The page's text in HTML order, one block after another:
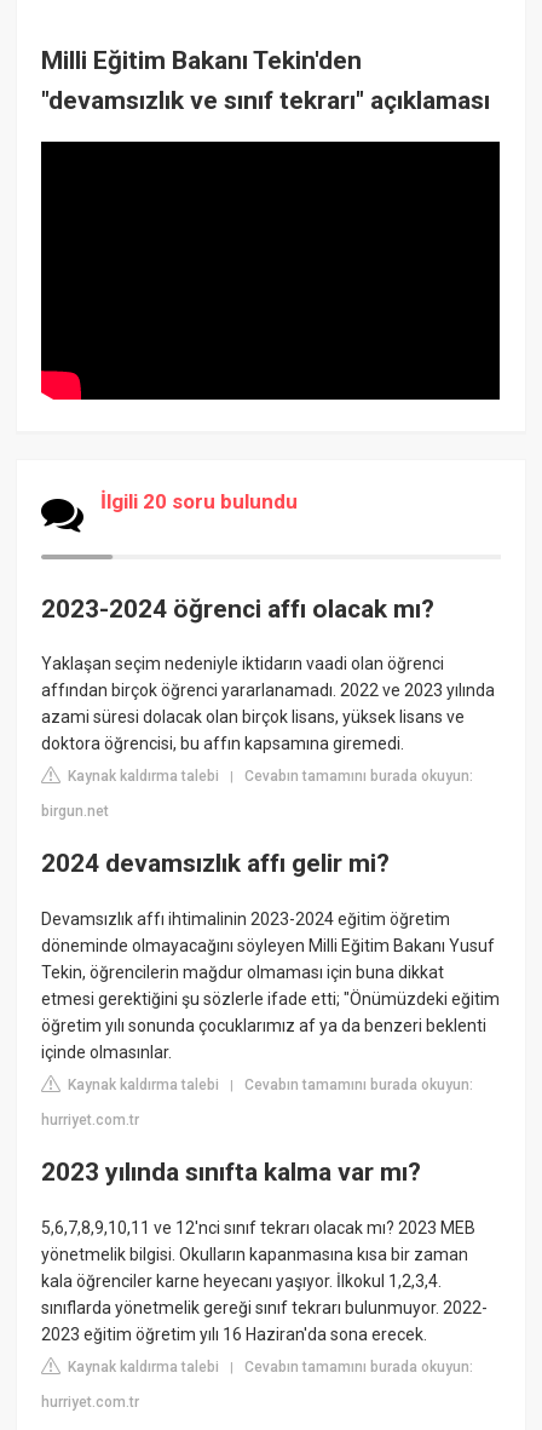
Milli Eğitim Bakanı Tekin'den
"devamsızlık ve sınıf tekrarı" açıklaması
İlgili 20 soru bulundu
2023-2024 öğrenci affı olacak mı?
Yaklaşan seçim nedeniyle iktidarın vaadi olan öğrenci
affından birçok öğrenci yararlanamadı. 2022 ve 2023 yılında
azami süresi dolacak olan birçok lisans, yüksek lisans ve
doktora öğrencisi, bu affın kapsamına giremedi.
Kaynak kaldırma talebi |Cevabın tamamını burada okuyun:
birgun.net
2024 devamsızlık affı gelir mi?
Devamsızlık affı ihtimalinin 2023-2024 eğitim öğretim
döneminde olmayacağını söyleyen Milli Eğitim Bakanı Yusuf
Tekin, öğrencilerin mağdur olmaması için buna dikkat
etmesi gerektiğini şu sözlerle ifade etti; "Önümüzdeki eğitim
öğretim yılı sonunda çocuklarımız af ya da benzeri beklenti
içinde olmasınlar.
Kaynak kaldırma talebi |Cevabın tamamını burada okuyun:
hurriyet.com.tr
2023 yılında sınıfta kalma var mı?
5,6,7,8,9,10,11 ve 12'nci sınıf tekrarı olacak mı? 2023 MEB
yönetmelik bilgisi. Okulların kapanmasına kısa bir zaman
kala öğrenciler karne heyecanı yaşıyor. İlkokul 1,2,3,4.
sınıflarda yönetmelik gereği sınıf tekrarı bulunmuyor. 2022-
2023 eğitim öğretim yılı 16 Haziran'da sona erecek.
Kaynak kaldırma talebi |Cevabın tamamını burada okuyun:
hurriyet.com.tr